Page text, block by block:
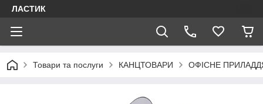
ЛАСТИК
Товари та послуги КАНЦТОВАРИ ОФІСНЕ